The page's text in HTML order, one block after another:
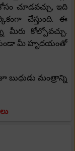
చూడవచ్చు, ఇది
చేస్తుంది. ఈ
మీరు కోల్పోవచ్చు.
మీ హృదయంతో
మంత్రాన్ని